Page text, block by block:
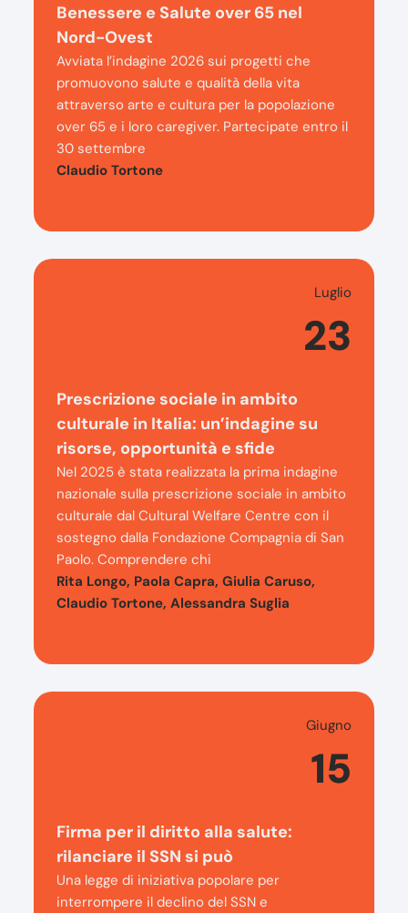
Benessere e Salute over 65 nel
Nord-Ovest
Avviata l’indagine 2026 sui progetti che
promuovono salute e qualità della vita
attraverso arte e cultura per la popolazione
over 65 e i loro caregiver. Partecipate entro il
30 settembre
Claudio Tortone
Luglio
23
Prescrizione sociale in ambito
culturale in Italia: un’indagine su
risorse, opportunità e sfide
Nel 2025 è stata realizzata la prima indagine
nazionale sulla prescrizione sociale in ambito
culturale dal Cultural Welfare Centre con il
sostegno dalla Fondazione Compagnia di San
Paolo. Comprendere chi
Rita Longo, Paola Capra, Giulia Caruso,
Claudio Tortone, Alessandra Suglia
Giugno
15
Firma per il diritto alla salute:
rilanciare il SSN si può
Una legge di iniziativa popolare per
interrompere il declino del SSN e